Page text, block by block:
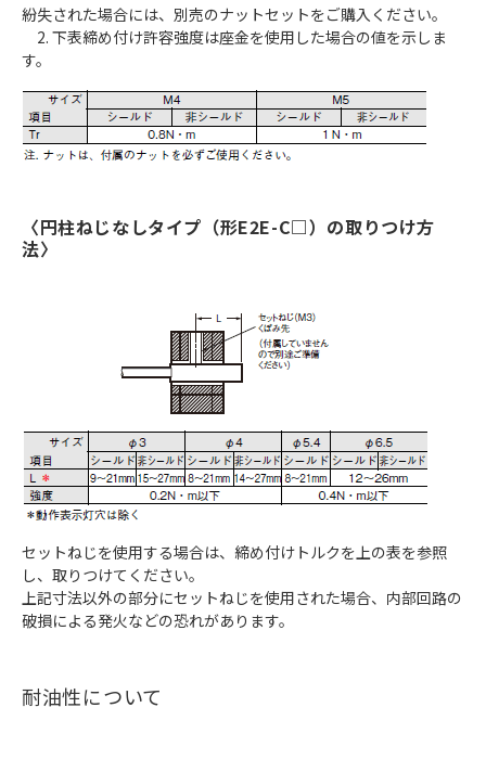
紛失された場合には、別売のナットセットをご購入ください。
2. 下表締め付け許容強度は座金を使用した場合の値を示しま
す。
〈円柱ねじなしタイプ（形E2E-C□）の取りつけ方
法〉
セットねじを使用する場合は、締め付けトルクを上の表を参照
し、取りつけてください。
上記寸法以外の部分にセットねじを使用された場合、内部回路の
破損による発火などの恐れがあります。
耐油性について